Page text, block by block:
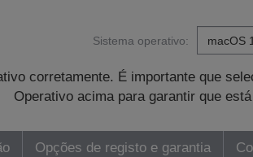
Sistema operativo:
corretamente. É importante que
Operativo acima para garantir que
Opções de registo e garantia